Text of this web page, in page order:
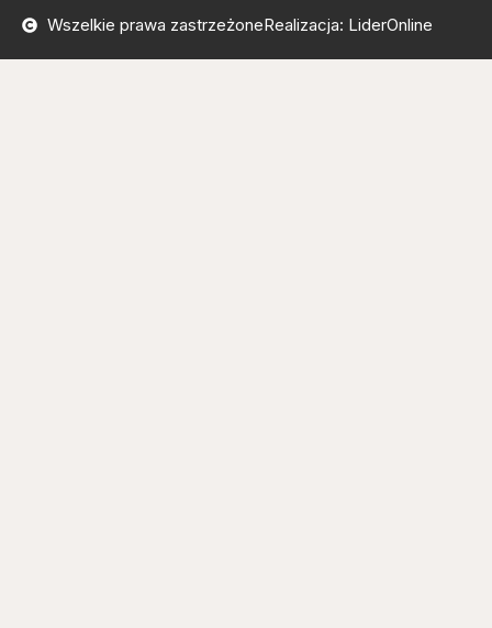
Wszelkie prawa zastrzeżoneRealizacja: LiderOnline